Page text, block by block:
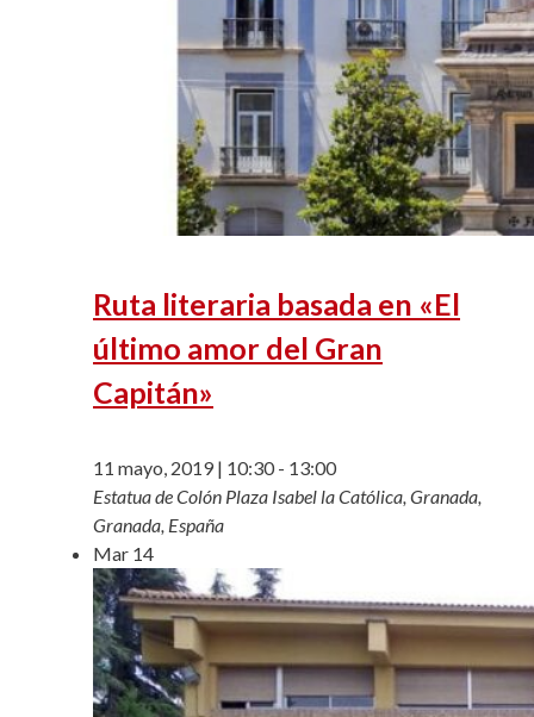
Ruta literaria basada en «El
último amor del Gran
Capitán»
11 mayo, 2019 | 10:30- 13:00
Estatua de Colón Plaza Isabel la Católica, Granada,
Granada, España
Mar 14